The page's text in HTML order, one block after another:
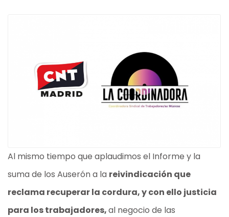
Al mismo tiempo que aplaudimos el Informe y la
suma de los Auserón a la reivindicación que
reclama recuperar la cordura, y con ello justicia
para los trabajadores,al negocio de las